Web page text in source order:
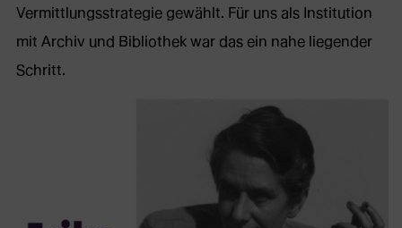
Vermittlungsstrategie gewählt. Für uns als Institution
mit Archiv und Bibliothek war das ein nahe liegender
Schritt.